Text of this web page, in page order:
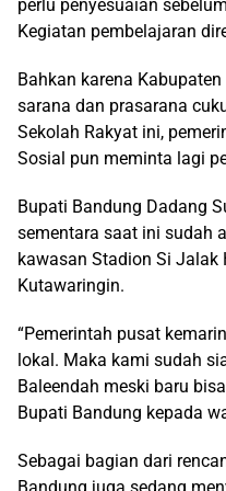
perlu penyesuaian
Kegiatan pembelajaran
Bahkan karena
sarana dan prasarana
Sekolah Rakyat ini,
Sosial pun meminta lagi
Bupati Bandung Dadang
sementara saat ini sudah
kawasan Stadion Si Jalak
Kutawaringin.
“Pemerintah pusat
lokal. Maka kami sudah
Baleendah meski baru
Bupati Bandung kepada
Sebagai bagian dari
Bandung juga sedang